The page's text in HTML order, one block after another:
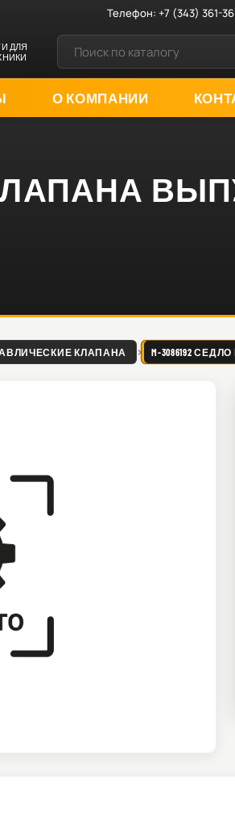
Телефон:+7 (343) 361-
ДЛЯ
О КОМПАНИИ
КЛАПАНА M-3086192 СЕДЛО